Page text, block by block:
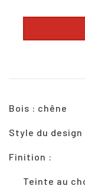
Bois : chêne
Style du
Finition :
Teinte au